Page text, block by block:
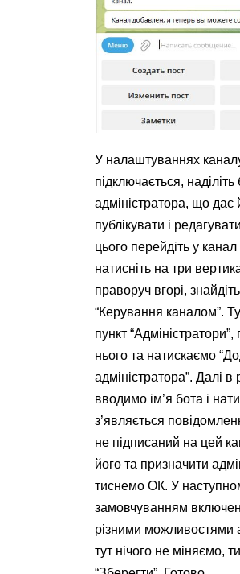
У налаштуваннях
підключається,
адміністратора, що дає
публікувати і
цього перейдіть у канал
натисніть на три
праворуч вгорі,
“Керування каналом”.
пункт
нього та натискаємо
адміністратора”. Далі
вводимо ім’я бота і
з’являється
не підписаний на цей
його та призначити
тиснемо ОК. У
замовчуванням
різними можливостями
тут нічого не міняємо,